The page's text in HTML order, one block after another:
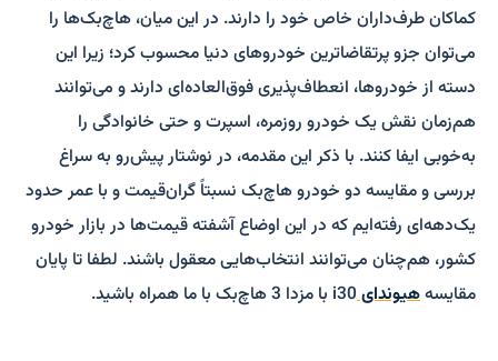
کماکان طرف‌داران خاص خود را دارند. در این میان، هاچ‌بک‌ها را
می‌توان جزو پرتقاضاترین خودروهای دنیا محسوب کرد؛ زیرا این
دسته از خودروها، انعطاف‌پذیری فوق‌العاده‌ای دارند و می‌توانند
هم‌زمان نقش یک خودرو روزمره، اسپرت و حتی خانوادگی را
به‌خوبی ایفا کنند. با ذکر این مقدمه، در نوشتار پیش‌رو به سراغ
بررسی و مقایسه دو خودرو هاچ‌بک نسبتاً گران‌قیمت و با عمر حدود
یک‌دهه‌ای رفته‌ایم که در این اوضاع آشفته قیمت‌ها در بازار خودرو
کشور، هم‌چنان می‌توانند انتخاب‌هایی معقول باشند. لطفا تا پایان
مقایسههیوندایi30 با مزدا 3 هاچ‌بک با ما همراه باشید.